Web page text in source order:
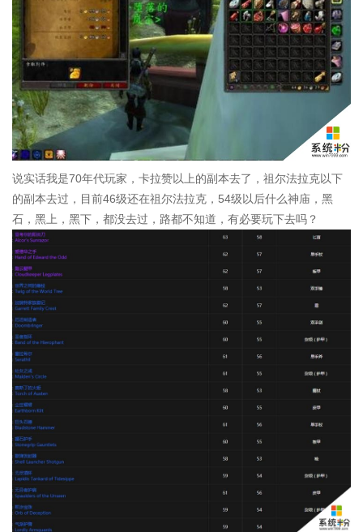
说实话我是70年代玩家，卡拉赞以上的副本去了，祖尔法拉克以下
的副本去过，目前46级还在祖尔法拉克，54级以后什么神庙，黑
石，黑上，黑下，都没去过，路都不知道，有必要玩下去吗？